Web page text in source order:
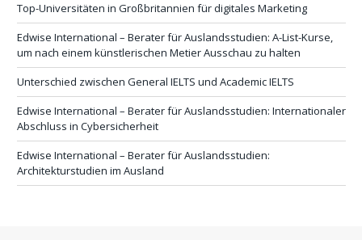
Top-Universitäten in Großbritannien für digitales Marketing
Edwise International – Berater für Auslandsstudien: A-List-Kurse,
um nach einem künstlerischen Metier Ausschau zu halten
Unterschied zwischen General IELTS und Academic IELTS
Edwise International – Berater für Auslandsstudien: Internationaler
Abschluss in Cybersicherheit
Edwise International – Berater für Auslandsstudien:
Architekturstudien im Ausland